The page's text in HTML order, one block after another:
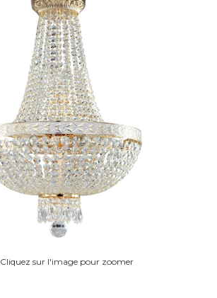
Cliquez sur l'image pour zoomer